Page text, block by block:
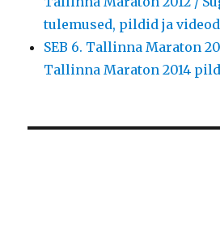
tulemused, pildid ja videod
SEB 6. Tallinna Maraton
Tallinna Maraton 2014